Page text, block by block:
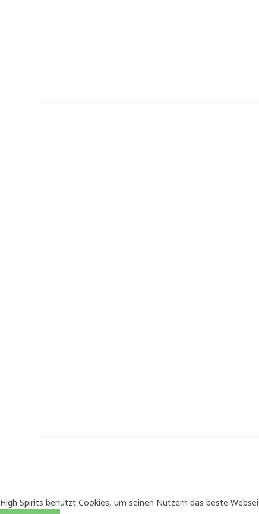
High Spirits benutzt Cookies, um seinen Nutzern das beste